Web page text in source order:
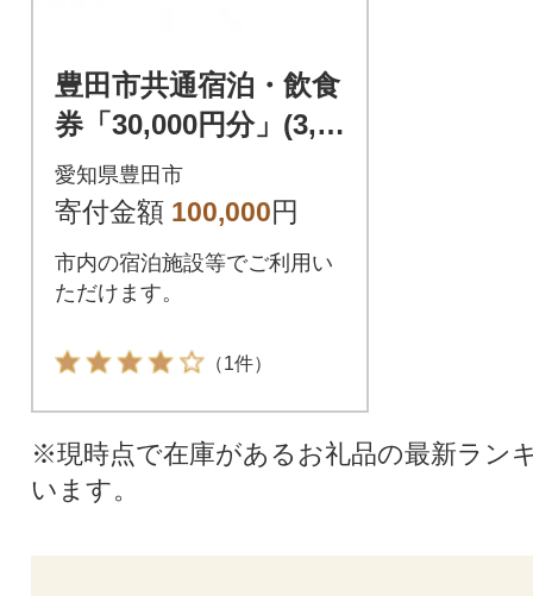
豊田市共通宿泊・飲食
券「30,000円分」(3,0
00円券×10枚)
愛知県豊田市
寄付金額 100,000円
市内の宿泊施設等でご利用い
ただけます。
（1件）
※現時点で在庫があるお礼品の最新ラン
います。